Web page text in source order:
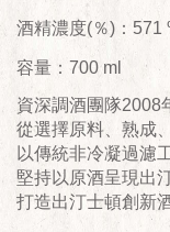
酒精濃度(％)：571
容量：700 ml
資深調酒團隊2008
從選擇原料、熟成
以傳統非冷凝過濾
堅持以原酒呈現出
打造出汀士頓創新